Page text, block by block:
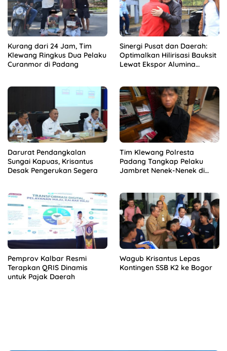
Kurang dari 24 Jam, Tim
Klewang Ringkus Dua Pelaku
Curanmor di Padang
Sinergi Pusat dan Daerah:
Optimalkan Hilirisasi Bauksit
Lewat Ekspor Alumina
Darurat Pendangkalan
Sungai Kapuas, Krisantus
Desak Pengerukan Segera
Tim Klewang Polresta
Padang Tangkap Pelaku
Jambret Nenek-Nenek di
Pemprov Kalbar Resmi
Terapkan QRIS Dinamis
untuk Pajak Daerah
Wagub Krisantus Lepas
Kontingen SSB K2 ke Bogor